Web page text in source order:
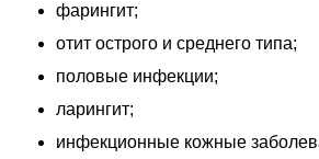
фарингит;
отит острого и среднего типа;
половые инфекции;
ларингит;
инфекционные кожные